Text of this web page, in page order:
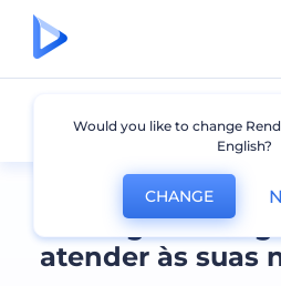
Designs de
atender às suas
Todos os logotipos
Would you like to change
English?
CHANGE